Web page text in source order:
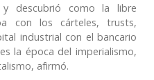
descubrió como la libre
con los cárteles, trusts,
industrial con el bancario
la época del imperialismo,
afirmó.